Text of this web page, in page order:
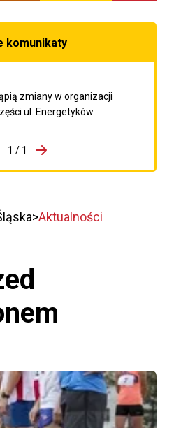
komunikaty
zmiany w organizacji
ul. Energetyków.
1 / 1
Przejdź do następnego
Aktualności